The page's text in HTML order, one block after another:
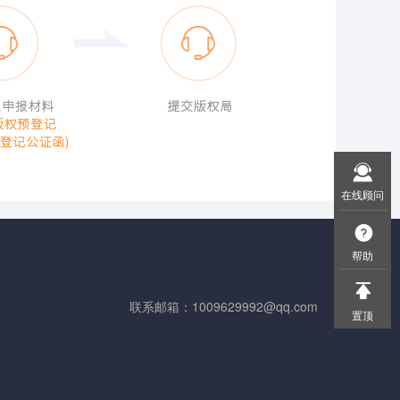
联系邮箱：1009629992@qq.com
在线顾问
帮助
置顶